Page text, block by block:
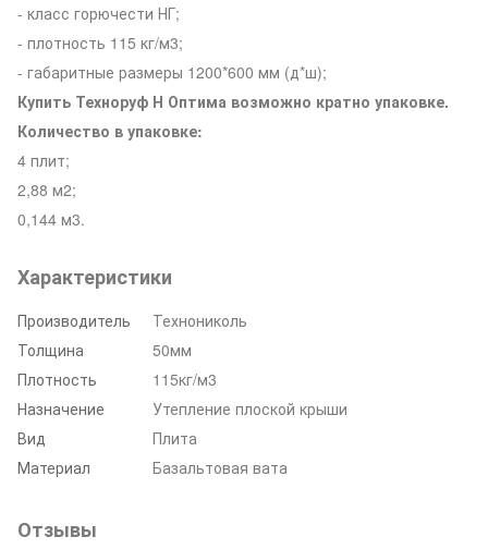
- класс горючести НГ;
- плотность 115 кг/м3;
- габаритные размеры 1200*600 мм (д*ш);
Купить Техноруф Н Оптима возможно кратно упаковке.
Количество в упаковке:
4 плит;
2,88 м2;
0,144 м3.
Характеристики
Производитель
Технониколь
Толщина
50мм
Плотность
115кг/м3
Назначение
Утепление плоской крыши
Вид
Плита
Материал
Базальтовая вата
Отзывы